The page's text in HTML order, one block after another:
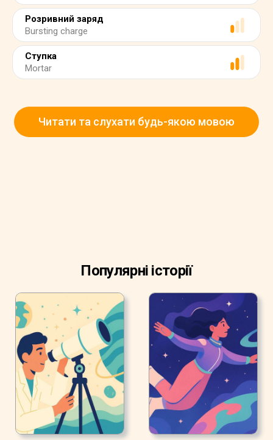
Розривний заряд
Bursting charge
Ступка
Mortar
Читати та слухати будь-якою мовою
Популярні історії